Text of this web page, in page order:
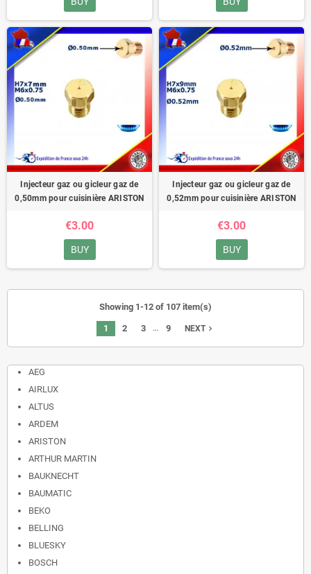
AEG
AIRLUX
ALTUS
ARDEM
ARISTON
ARTHUR MARTIN
BAUKNECHT
BAUMATIC
BEKO
BELLING
BLUESKY
BOSCH
Injecteur gaz ou gicleur gaz de
0,50mm pour cuisinière ARISTON
€3.00
BUY
Injecteur gaz ou gicleur gaz de
0,52mm pour cuisinière ARISTON
€3.00
BUY
Showing 1-12 of 107 item(s)
1 2 3 … 9 NEXTnavigate_next